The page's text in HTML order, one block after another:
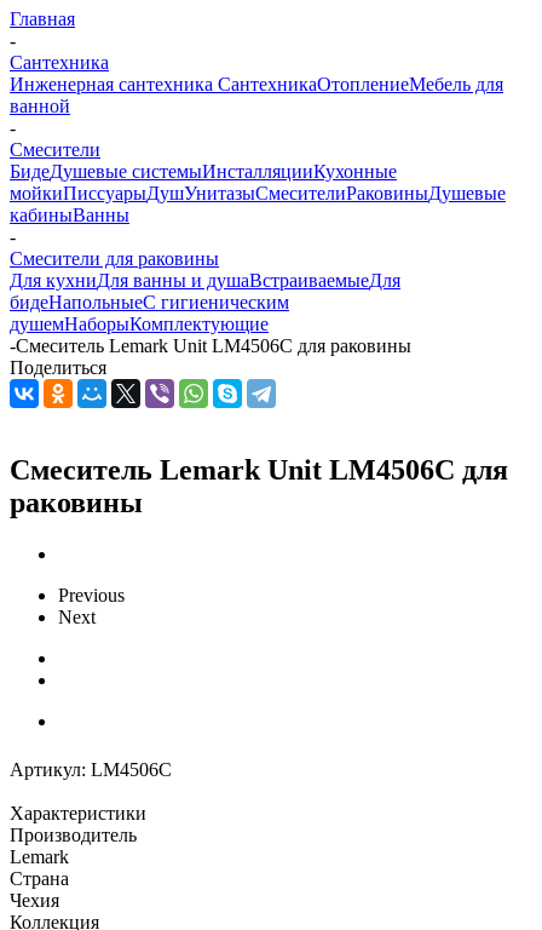
Главная
-
Сантехника
Инженерная сантехника СантехникаОтоплениеМебель для
ванной
-
Смесители
БидеДушевые системыИнсталляцииКухонные
мойкиПиссуарыДушУнитазыСмесителиРаковиныДушевые
кабиныВанны
-
Смесители для раковины
Для кухниДля ванны и душаВстраиваемыеДля
бидеНапольныеС гигиеническим
душемНаборыКомплектующие
-Смеситель Lemark Unit LM4506C для раковины
Поделиться
Смеситель Lemark Unit LM4506C для
раковины
Previous
Next
Артикул: LM4506C
Характеристики
Производитель
Lemark
Страна
Чехия
Коллекция